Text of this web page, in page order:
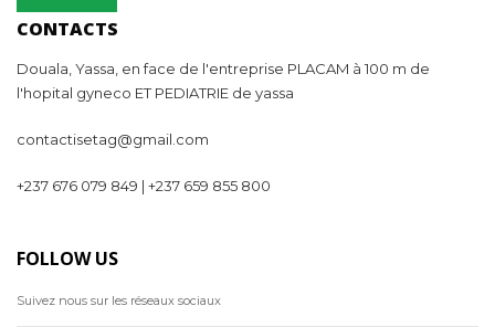
CONTACTS
Douala, Yassa, en face de l'entreprise PLACAM à 100 m de
l'hopital gyneco ET PEDIATRIE de yassa
contactisetag@gmail.com
+237 676 079 849 | +237 659 855 800
FOLLOW US
Suivez nous sur les réseaux sociaux